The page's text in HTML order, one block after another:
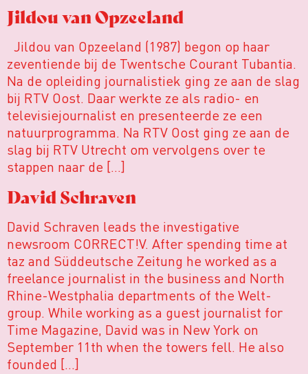
Jildou van Opzeeland
Jildou van Opzeeland (1987) begon op haar
zeventiende bij de Twentsche Courant Tubantia.
Na de opleiding journalistiek ging ze aan de slag
bij RTV Oost. Daar werkte ze als radio- en
televisiejournalist en presenteerde ze een
natuurprogramma. Na RTV Oost ging ze aan de
slag bij RTV Utrecht om vervolgens over te
stappen naar de […]
David Schraven
David Schraven leads the investigative
newsroom CORRECT!V. After spending time at
taz and Süddeutsche Zeitung he worked as a
freelance journalist in the business and North
Rhine-Westphalia departments of the Welt-
group. While working as a guest journalist for
Time Magazine, David was in New York on
September 11th when the towers fell. He also
founded […]